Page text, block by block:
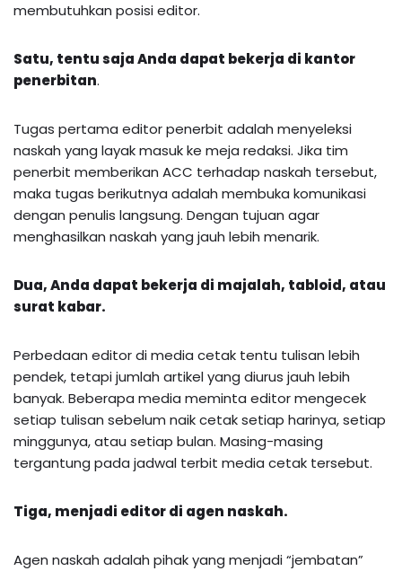
membutuhkan posisi editor.
Satu, tentu saja Anda dapat bekerja di kantor
penerbitan.
Tugas pertama editor penerbit adalah menyeleksi
naskah yang layak masuk ke meja redaksi. Jika tim
penerbit memberikan ACC terhadap naskah tersebut,
maka tugas berikutnya adalah membuka komunikasi
dengan penulis langsung. Dengan tujuan agar
menghasilkan naskah yang jauh lebih menarik.
Dua, Anda dapat bekerja di majalah, tabloid, atau
surat kabar.
Perbedaan editor di media cetak tentu tulisan lebih
pendek, tetapi jumlah artikel yang diurus jauh lebih
banyak. Beberapa media meminta editor mengecek
setiap tulisan sebelum naik cetak setiap harinya, setiap
minggunya, atau setiap bulan. Masing-masing
tergantung pada jadwal terbit media cetak tersebut.
Tiga, menjadi editor di agen naskah.
Agen naskah adalah pihak yang menjadi “jembatan”